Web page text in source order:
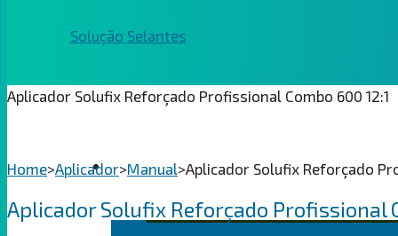
SEGMENTOS
Aplicador Solufix Reforçado Profissional Combo 600 12:1
Home>Aplicador>Manual>Aplicador Solufix Reforçado
Aplicador Solufix Reforçado Profissional